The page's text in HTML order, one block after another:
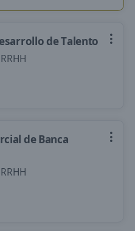
de Talento
de Banca